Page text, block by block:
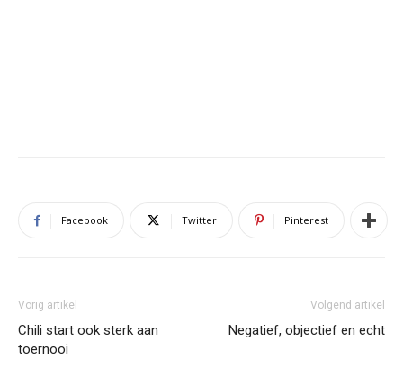
Facebook Twitter Pinterest
Vorig artikel
Chili start ook sterk aan
toernooi
Volgend artikel
Negatief, objectief en echt